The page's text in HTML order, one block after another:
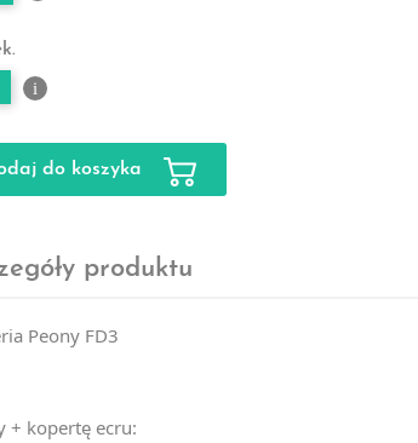
i
do koszyka
produktu
Peony FD3
+ kopertę ecru: